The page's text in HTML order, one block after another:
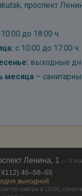
проспект
до 18:00 ч.
с 10:00 до 17:00 ч.
выходные
месяца –